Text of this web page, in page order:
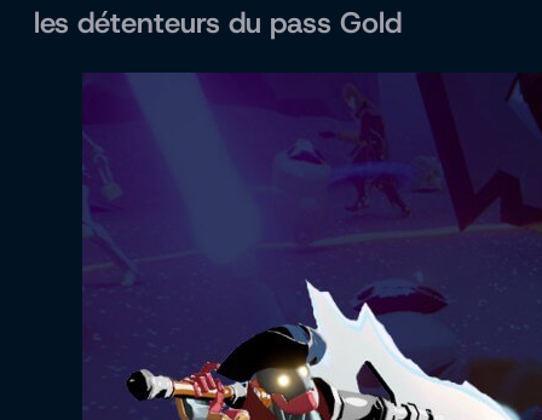
les détenteurs du pass Gold